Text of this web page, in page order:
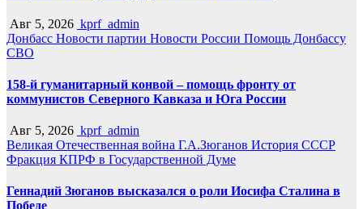
Авг 5, 2026 kprf_admin
Донбасс Новости партии Новости России Помощь Донбассу
СВО
158-й гуманитарный конвой – помощь фронту от
коммунистов Северного Кавказа и Юга России
Авг 5, 2026 kprf_admin
Великая Отечественная война Г.А.Зюганов История СССР
Фракция КПРФ в Государственной Думе
Геннадий Зюганов высказался о роли Иосифа Сталина в
Победе